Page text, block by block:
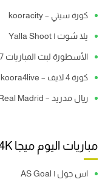
كورة سيتي – kooracity
يلا شوت | Yalla Shoot
الأسطورة لبث المباريات livehd7
كورة 4 لايف – koora4live
ريال مدريد – Real Madrid
مباريات اليوم ميجا 4K
اس جول | AS Goal